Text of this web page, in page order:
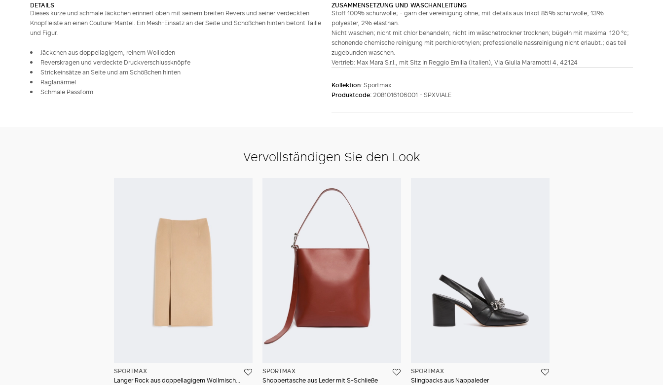
DETAILS
Dieses kurze und schmale Jäckchen erinnert oben mit seinem breiten Revers und seiner verdeckten
Knopfleiste an einen Couture-Mantel. Ein Mesh-Einsatz an der Seite und Schößchen hinten betont Taille
und Figur.
Jäckchen aus doppellagigem, reinem Wollloden
Reverskragen und verdeckte Druckverschlussknöpfe
Strickeinsätze an Seite und am Schößchen hinten
Raglanärmel
Schmale Passform
ZUSAMMENSETZUNG UND WASCHANLEITUNG
Stoff 100% schurwolle; - garn der vereinigung ohne; mit details aus trikot 85% schurwolle, 13%
polyester, 2% elasthan.
Nicht waschen; nicht mit chlor behandeln; nicht im wäschetrockner trocknen; bügeln mit maximal 120 °c;
schonende chemische reinigung mit perchlorethylen; professionelle nassreinigung nicht erlaubt.; das teil
zugebunden waschen.
Vertrieb: Max Mara S.r.l., mit Sitz in Reggio Emilia (Italien), Via Giulia Maramotti 4, 42124
Kollektion:Sportmax
Produktcode: 2081016106001 - SPXVIALE
Vervollständigen Sie den Look
SPORTMAX
Langer Rock aus doppellagigem Wollmischgewebe
SPORTMAX
Shoppertasche aus Leder mit S-Schließe
SPORTMAX
Slingbacks aus Nappaleder